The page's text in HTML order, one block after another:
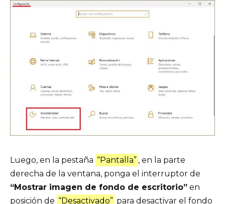
Luego, en la pestaña “Pantalla” , en la parte
derecha de la ventana, ponga el interruptor de
“Mostrar imagen de fondo de escritorio” en
posición de “Desactivado” para desactivar el fondo